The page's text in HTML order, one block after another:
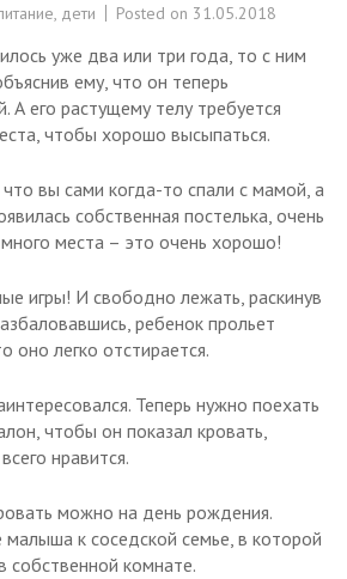
дети Posted on 31.05.2018
уже два или три года, то с ним
ему, что он теперь
А его растущему телу требуется
чтобы хорошо высыпаться.
вы сами когда-то спали с мамой, а
собственная постелька, очень
места – это очень хорошо!
игры! И свободно лежать, раскинув
ребенок прольет
оно легко отстирается.
Теперь нужно поехать
чтобы он показал кровать,
нравится.
можно на день рождения.
к соседской семье, в которой
собственной комнате.